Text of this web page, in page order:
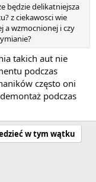
będzie delikatniejsza
z ciekawosci wie
a wzmocnionej i czy
takich aut nie
podczas
często oni
podczas
w tym wątku